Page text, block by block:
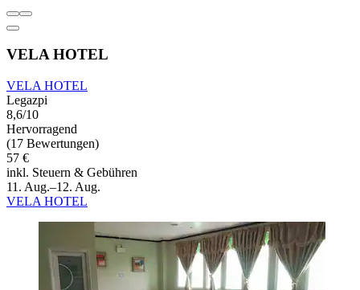
VELA HOTEL
VELA HOTEL
Legazpi
8,6/10
Hervorragend
(17 Bewertungen)
57 €
inkl. Steuern & Gebühren
11. Aug.–12. Aug.
VELA HOTEL